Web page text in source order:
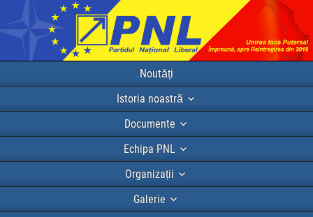
Noutăți
Istoria noastră
Documente
Echipa PNL
Organizații
Galerie